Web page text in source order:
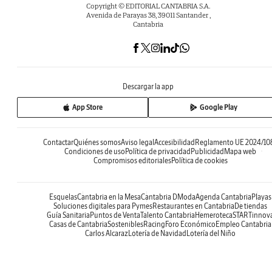
Copyright © EDITORIAL CANTABRIA S.A.
Avenida de Parayas 38, 39011 Santander ,
Cantabria
Descargar la app
App Store Google Play
ContactarQuiénes somosAviso legalAccesibilidadReglamento UE 2024/
Condiciones de usoPolítica de privacidadPublicidadMapa web
Compromisos editorialesPolítica de cookies
EsquelasCantabria en la MesaCantabria DModaAgenda CantabriaPlayas
Soluciones digitales para PymesRestaurantes en CantabriaDe tiendas
Guía SanitariaPuntos de VentaTalento CantabriaHemeroteca
Casas de CantabriaSosteniblesRacingForo EconómicoEmpleo Cantabria
Carlos AlcarazLotería de NavidadLotería del Niño